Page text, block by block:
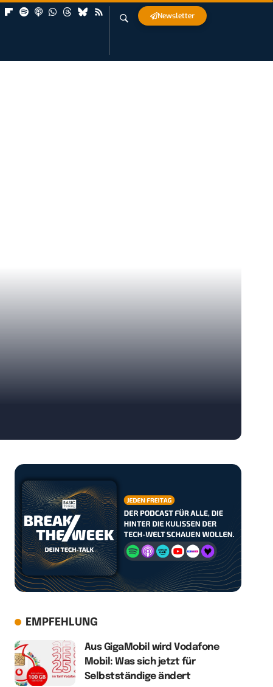
Newsletter
EMPFEHLUNG
Aus GigaMobil wird Vodafone
Mobil: Was sich jetzt für
Selbstständige ändert